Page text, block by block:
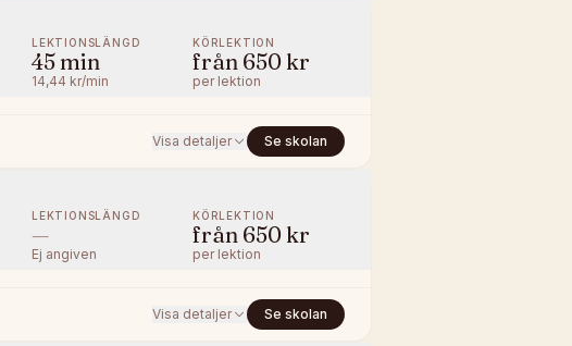
LEKTIONSLÄNGD
45min
14,44 kr/min
KÖRLEKTION
från 650 kr
per lektion
Visa detaljer Se skolan
LEKTIONSLÄNGD
—
Ej angiven
KÖRLEKTION
från 650 kr
per lektion
Visa detaljer Se skolan